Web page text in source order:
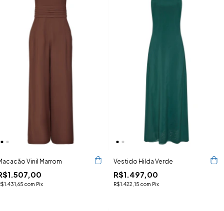
Vinil Marrom
com Pix
Vestido Hilda Verde
R$1.497,00
R$1.422,15 com Pix